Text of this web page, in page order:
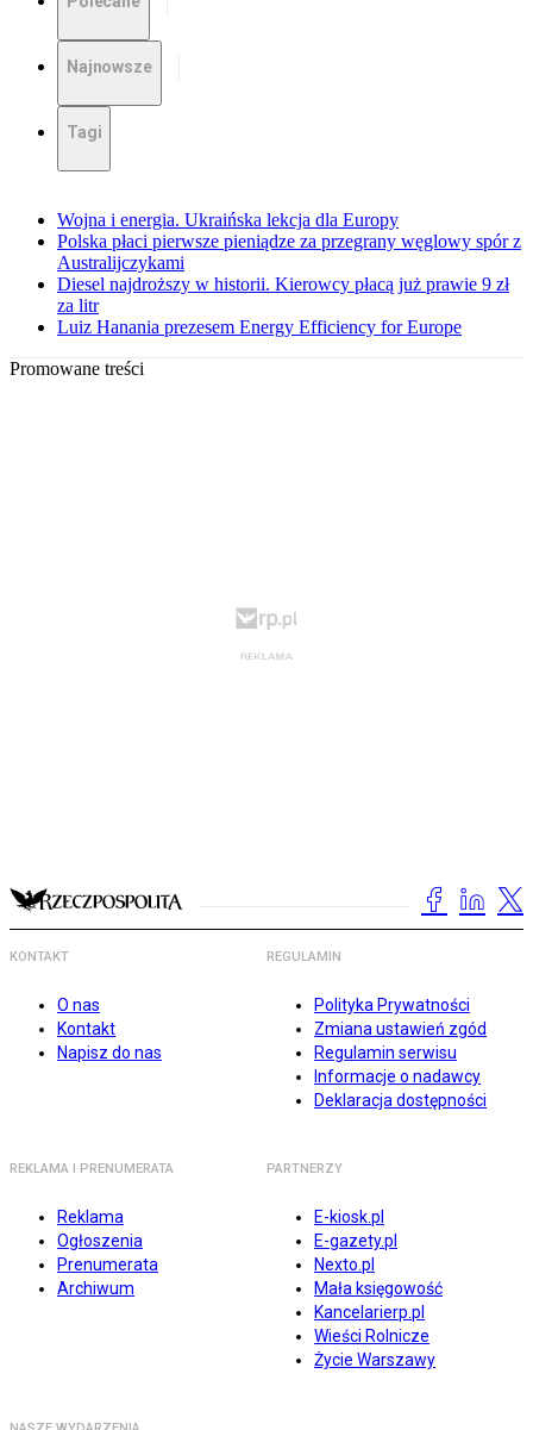
Najnowsze
Tagi
Wojna i energia. Ukraińska lekcja dla Europy
Polska płaci pierwsze pieniądze za przegrany węglowy spór z
Australijczykami
Diesel najdroższy w historii. Kierowcy płacą już prawie 9 zł
za litr
Luiz Hanania prezesem Energy Efficiency for Europe
Promowane treści
KONTAKT
O nas
Kontakt
Napisz do nas
REGULAMIN
Polityka Prywatności
Zmiana ustawień zgód
Regulamin serwisu
Informacje o nadawcy
Deklaracja dostępności
REKLAMA I PRENUMERATA
Reklama
Ogłoszenia
Prenumerata
Archiwum
PARTNERZY
E-kiosk.pl
E-gazety.pl
Nexto.pl
Mała księgowość
Kancelarierp.pl
Wieści Rolnicze
Życie Warszawy